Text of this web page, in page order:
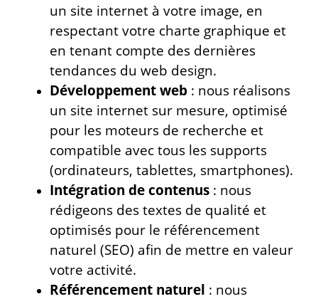
un site internet à votre image, en
respectant votre charte graphique et
en tenant compte des dernières
tendances du web design.
Développement web : nous réalisons
un site internet sur mesure, optimisé
pour les moteurs de recherche et
compatible avec tous les supports
(ordinateurs, tablettes, smartphones).
Intégration de contenus : nous
rédigeons des textes de qualité et
optimisés pour le référencement
naturel (SEO) afin de mettre en valeur
votre activité.
Référencement naturel : nous